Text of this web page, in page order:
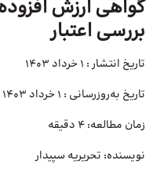
گواهی ارزش
بررسی اعتبار
تاریخ انتشار : 1 خرداد 1403
تاریخ به‌روزرسانی : 1 خرداد 1403
زمان مطالعه: 4 دقیقه
نویسنده: تحریریه سپیدار